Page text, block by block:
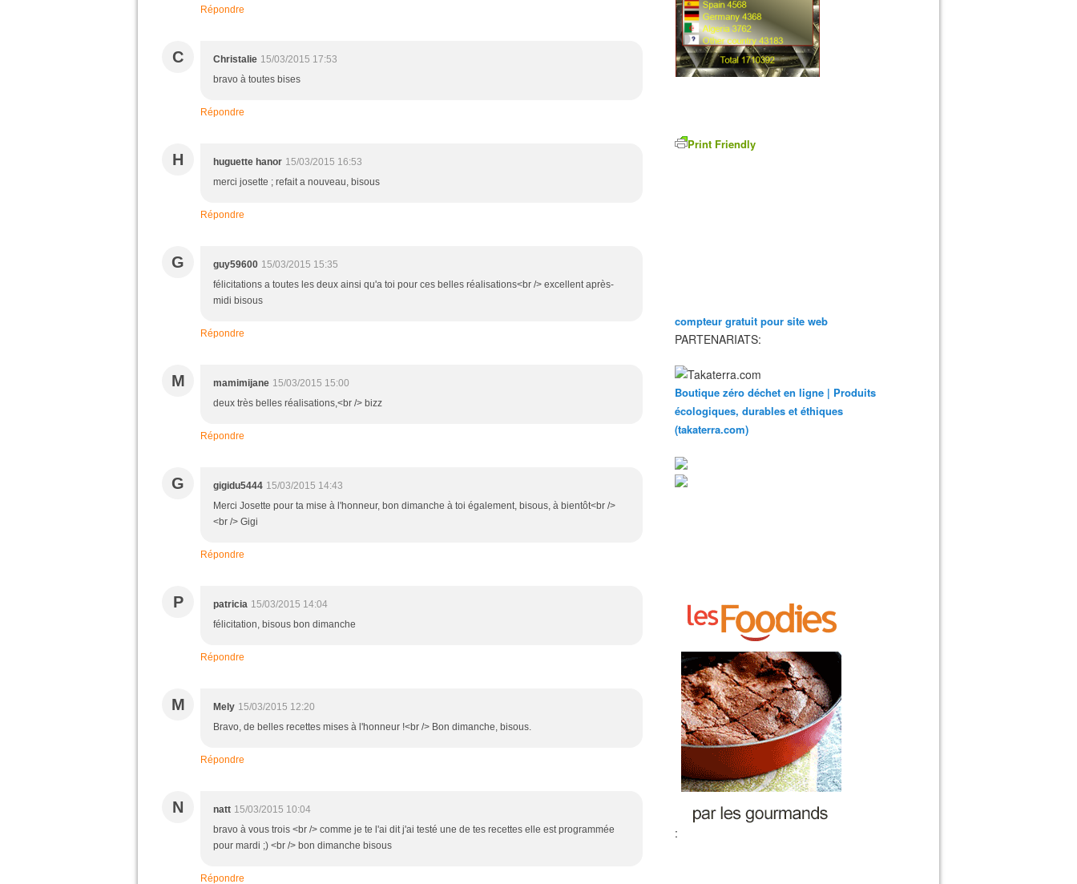
Répondre
C Christalie 15/03/2015 17:53
bravo à toutes bises
Répondre
H huguette hanor 15/03/2015 16:53
merci josette ; refait a nouveau, bisous
Répondre
G guy59600 15/03/2015 15:35
félicitations a toutes les deux ainsi qu'a toi pour ces belles réalisations<br /> excellent après-
midi bisous
Répondre
M mamimijane 15/03/2015 15:00
deux très belles réalisations,<br /> bizz
Répondre
G gigidu5444 15/03/2015 14:43
Merci Josette pour ta mise à l'honneur, bon dimanche à toi également, bisous, à bientôt<br />
<br /> Gigi
Répondre
P patricia 15/03/2015 14:04
félicitation, bisous bon dimanche
Répondre
M Mely 15/03/2015 12:20
Bravo, de belles recettes mises à l'honneur !<br /> Bon dimanche, bisous.
Répondre
N natt 15/03/2015 10:04
bravo à vous trois <br /> comme je te l'ai dit j'ai testé une de tes recettes elle est programmée
pour mardi ;) <br /> bon dimanche bisous
Répondre
Print Friendly
compteur gratuit pour site web
PARTENARIATS:
Boutique zéro déchet en ligne | Produits
écologiques, durables et éthiques
(takaterra.com)
: